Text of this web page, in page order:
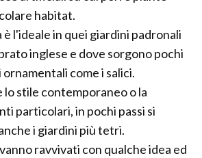
habitat.
l'ideale in quei giardini padronali
inglese e dove sorgono pochi
come i salici.
lo stile contemporaneo o la
particolari, in pochi passi si
i giardini più tetri.
ravvivati con qualche idea ed